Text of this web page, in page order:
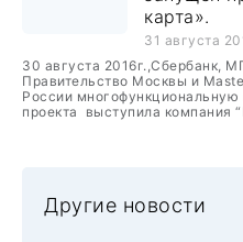
карта».
31 августа
30 августа 2016г.,Сбербанк,
Правительство Москвы и
России
проекта выступила компания
Другие новости